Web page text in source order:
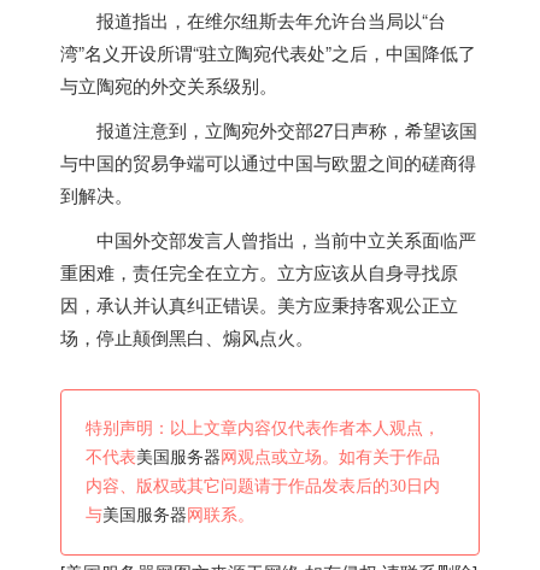
报道指出，在维尔纽斯去年允许台当局以“台
湾”名义开设所谓“驻立陶宛代表处”之后，中国降低了
与立陶宛的外交关系级别。
报道注意到，立陶宛外交部27日声称，希望该国
与中国的贸易争端可以通过中国与欧盟之间的磋商得
到解决。
中国外交部发言人曾指出，当前中立关系面临严
重困难，责任完全在立方。立方应该从自身寻找原
因，承认并认真纠正错误。美方应秉持客观公正立
场，停止颠倒黑白、煽风点火。
特别声明：以上文章内容仅代表作者本人观点，
不代表美国服务器 网观点或立场。如有关于作品
内容、版权或其它问题请于作品发表后的30日内
与美国服务器 网联系。